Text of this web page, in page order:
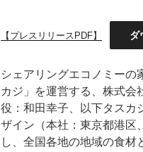
【プレスリリースPDF】 ダ
シェアリングエコノミーの
カジ」を運営する、株式会
役：和田幸子、以下タスカ
ザイン（本社：東京都港区
し、全国各地の地域の食材